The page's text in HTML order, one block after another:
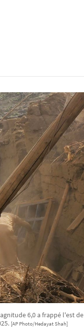
6,0 a frappé l'est de
[AP Photo/Hedayat Shah]